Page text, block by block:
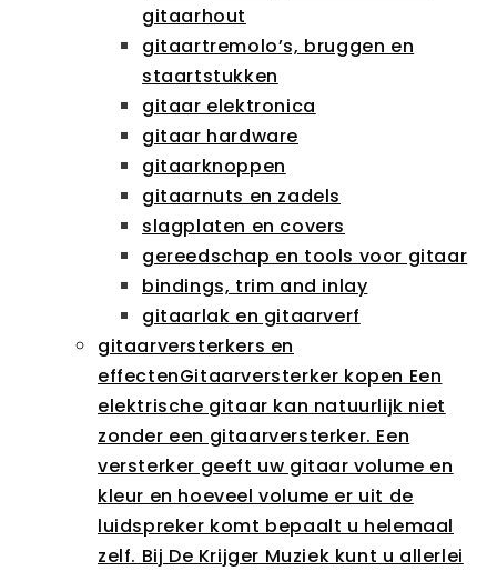
gitaarhout
gitaartremolo’s, bruggen en
staartstukken
gitaar elektronica
gitaar hardware
gitaarknoppen
gitaarnuts en zadels
slagplaten en covers
gereedschap en tools voor gitaar
bindings, trim and inlay
gitaarlak en gitaarverf
gitaarversterkers en
effectenGitaarversterker kopen Een
elektrische gitaar kan natuurlijk niet
zonder een gitaarversterker. Een
versterker geeft uw gitaar volume en
kleur en hoeveel volume er uit de
luidspreker komt bepaalt u helemaal
zelf. Bij De Krijger Muziek kunt u allerlei